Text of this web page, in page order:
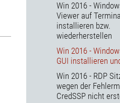
Win 2016 -
Viewer auf
installieren bzw.
wiederherstellen
Win 2016 -
GUI installieren
Win 2016 - RDP
wegen der
CredSSP nicht